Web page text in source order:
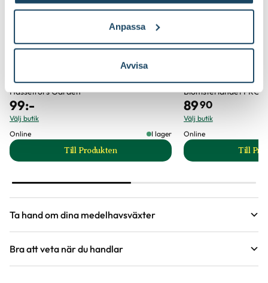
Anpassa
Avvisa
Certifiering MPS Vad betyder märkningen?
Medelhavs- & citrusjord
Hasselfors Citrusjord
Hasselfors Garden
99:-
Välj butik
Online
I lager
Till Produkten
till Hasselfors Citrusjord produktsida
Medelhavsjord
Blomsterlandet PRO
8990
Välj butik
Online
Till
Ta hand om dina medelhavsväxter
Guide Guide
Bra att veta när du handlar